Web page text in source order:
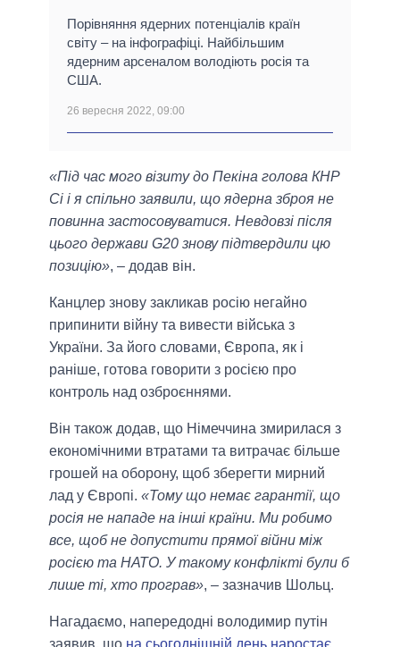
Порівняння ядерних потенціалів країн
світу – на інфографіці. Найбільшим
ядерним арсеналом володіють росія та
США.
26 вересня 2022, 09:00
«Під час мого візиту до Пекіна голова КНР
Сі і я спільно заявили, що ядерна зброя не
повинна застосовуватися. Невдовзі після
цього держави G20 знову підтвердили цю
позицію», – додав він.
Канцлер знову закликав росію негайно
припинити війну та вивести війська з
України. За його словами, Європа, як і
раніше, готова говорити з росією про
контроль над озброєннями.
Він також додав, що Німеччина змирилася з
економічними втратами та витрачає більше
грошей на оборону, щоб зберегти мирний
лад у Європі. «Тому що немає гарантії, що
росія не нападе на інші країни. Ми робимо
все, щоб не допустити прямої війни між
росією та НАТО. У такому конфлікті були б
лише ті, хто програв», – зазначив Шольц.
Нагадаємо, напередодні володимир путін
заявив, що на сьогоднішній день наростає